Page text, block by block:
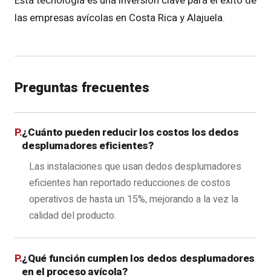
las empresas avícolas en Costa Rica y Alajuela.
Preguntas frecuentes
¿Cuánto pueden reducir los costos los dedos
desplumadores eficientes?
Las instalaciones que usan dedos desplumadores
eficientes han reportado reducciones de costos
operativos de hasta un 15%, mejorando a la vez la
calidad del producto.
¿Qué función cumplen los dedos desplumadores
en el proceso avícola?